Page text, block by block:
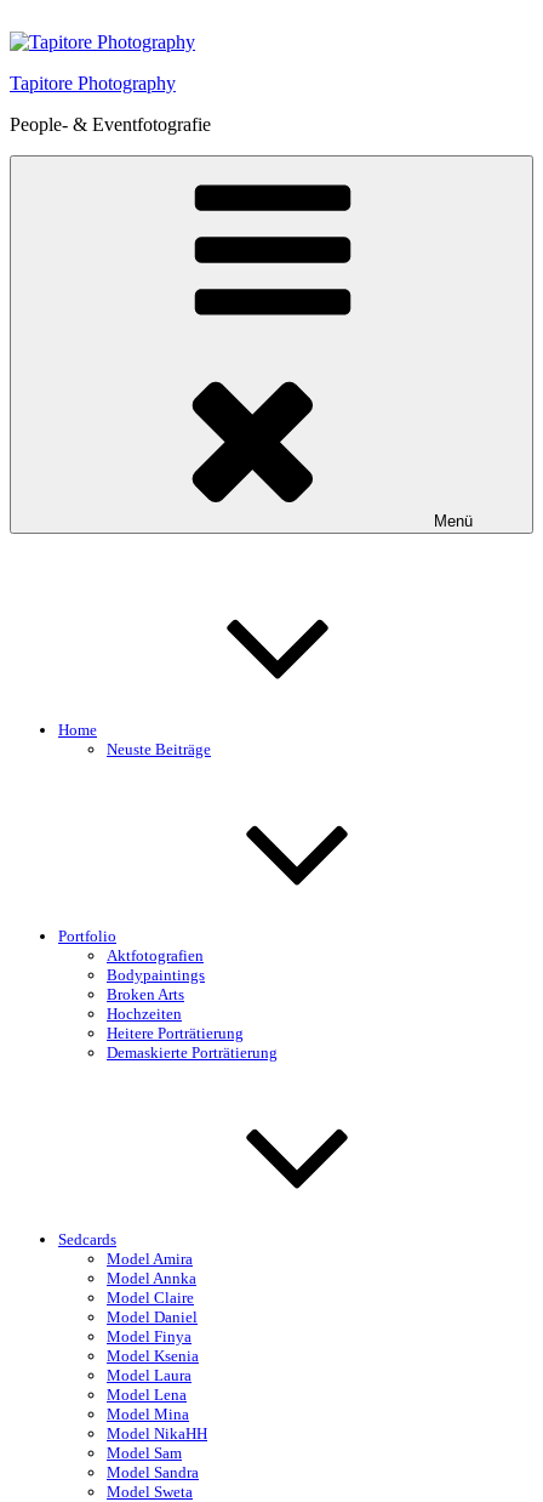
Inhalt
Tapitore Photography
People- & Eventfotografie
Menü
Home
Neuste Beiträge
Portfolio
Aktfotografien
Bodypaintings
Broken Arts
Hochzeiten
Heitere Porträtierung
Demaskierte Porträtierung
Sedcards
Model Amira
Model Annka
Model Claire
Model Daniel
Model Finya
Model Ksenia
Model Laura
Model Lena
Model Mina
Model NikaHH
Model Sam
Model Sandra
Model Sweta